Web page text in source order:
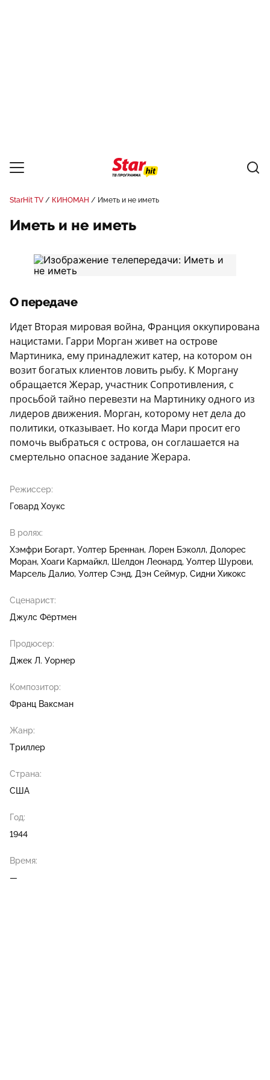
StarHit TV КИНОМАН Иметь и не иметь
Иметь и не иметь
О передаче
Идет Вторая мировая война, Франция оккупирована
нацистами. Гарри Морган живет на острове
Мартиника, ему принадлежит катер, на котором он
возит богатых клиентов ловить рыбу. К Моргану
обращается Жерар, участник Сопротивления, с
просьбой тайно перевезти на Мартинику одного из
лидеров движения. Морган, которому нет дела до
политики, отказывает. Но когда Мари просит его
помочь выбраться с острова, он соглашается на
смертельно опасное задание Жерара.
Режиссер:
Говард Хоукс
В ролях:
Хэмфри Богарт Уолтер Бреннан Лорен Бэколл Долорес
Моран Хоаги Кармайкл Шелдон Леонард Уолтер Шурови
Марсель Далио Уолтер Сэнд Дэн Сеймур Сидни Хикокс
Сценарист:
Джулс Фёртмен
Продюсер:
Джек Л. Уорнер
Композитор:
Франц Ваксман
Жанр:
Триллер
Страна:
США
Год:
1944
Время:
—